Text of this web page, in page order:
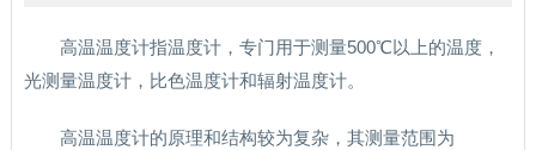
高温温度计指温度计，专门用于测量500℃以上的温度，
光测量温度计，比色温度计和辐射温度计。
高温温度计的原理和结构较为复杂，其测量范围为